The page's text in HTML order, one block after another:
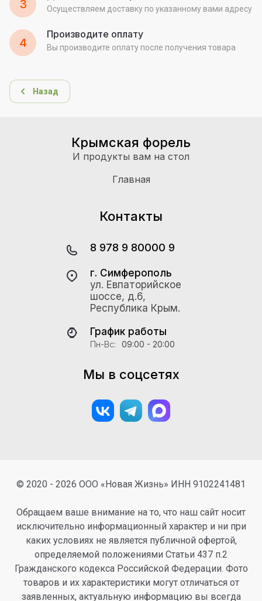
3 Осуществляем доставку по указанному вами адресу
4
Производите оплату
Вы производите оплату после получения товара
Назад
Крымская форель
И продукты вам на стол
Главная
Контакты
8 978 9 80000 9
г. Симферополь
ул. Евпаторийское
шоссе, д.6,
Республика Крым.
График работы
Пн-Вс: 09:00 - 20:00
Мы в соцсетях
© 2020 - 2026 ООО «Новая Жизнь» ИНН 9102241481
Обращаем ваше внимание на то, что наш сайт носит
исключительно информационный характер и ни при
каких условиях не является публичной офертой,
определяемой положениями Статьи 437 п.2
Гражданского кодекса Российской Федерации. Фото
товаров и их характеристики могут отличаться от
заявленных, актуальную информацию вы всегда